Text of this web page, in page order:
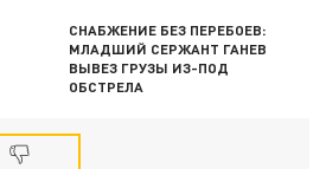
СНАБЖЕНИЕ БЕЗ ПЕРЕБОЕВ:
МЛАДШИЙ СЕРЖАНТ ГАНЕВ
ВЫВЕЗ ГРУЗЫ ИЗ-ПОД
ОБСТРЕЛА